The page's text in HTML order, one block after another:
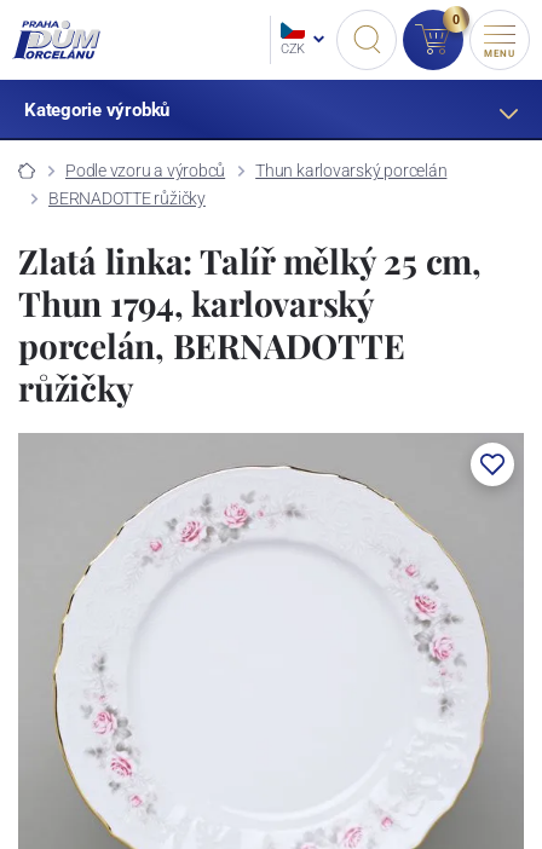
CZK
0
MENU
Kategorie výrobků
Podle vzoru a výrobců
Thun karlovarský porcelán
BERNADOTTE růžičky
Zlatá linka: Talíř mělký 25 cm,
Thun 1794, karlovarský
porcelán, BERNADOTTE
růžičky